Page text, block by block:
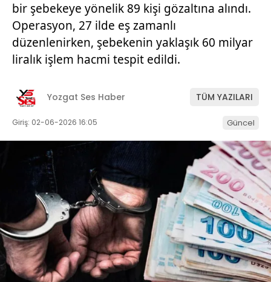
bir şebekeye yönelik 89 kişi gözaltına alındı.
Operasyon, 27 ilde eş zamanlı
düzenlenirken, şebekenin yaklaşık 60 milyar
liralık işlem hacmi tespit edildi.
Yozgat Ses Haber TÜM YAZILARI
Giriş: 02-06-2026 16:05 Güncel